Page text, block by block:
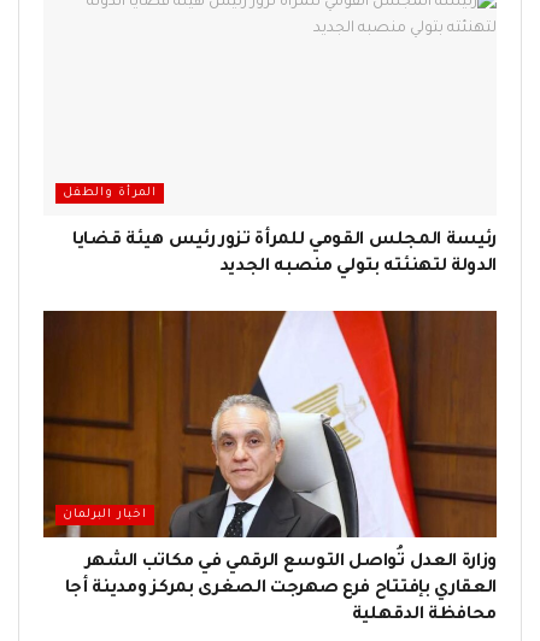
المرأة والطفل
رئيسة المجلس القومي للمرأة تزور رئيس هيئة قضايا
الدولة لتهنئته بتولي منصبه الجديد
اخبار البرلمان
وزارة العدل تُواصل التوسع الرقمي في مكاتب الشهر
العقاري بإفتتاح فرع صهرجت الصغرى بمركز ومدينة أجا
محافظة الدقهلية